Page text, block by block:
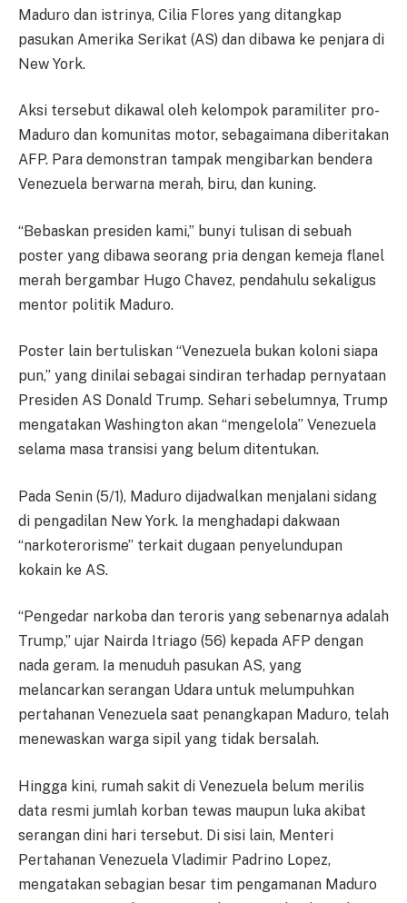
Maduro dan istrinya, Cilia Flores yang ditangkap
pasukan Amerika Serikat (AS) dan dibawa ke penjara di
New York.
Aksi tersebut dikawal oleh kelompok paramiliter pro-
Maduro dan komunitas motor, sebagaimana diberitakan
AFP. Para demonstran tampak mengibarkan bendera
Venezuela berwarna merah, biru, dan kuning.
“Bebaskan presiden kami,” bunyi tulisan di sebuah
poster yang dibawa seorang pria dengan kemeja flanel
merah bergambar Hugo Chavez, pendahulu sekaligus
mentor politik Maduro.
Poster lain bertuliskan “Venezuela bukan koloni siapa
pun,” yang dinilai sebagai sindiran terhadap pernyataan
Presiden AS Donald Trump. Sehari sebelumnya, Trump
mengatakan Washington akan “mengelola” Venezuela
selama masa transisi yang belum ditentukan.
Pada Senin (5/1), Maduro dijadwalkan menjalani sidang
di pengadilan New York. Ia menghadapi dakwaan
“narkoterorisme” terkait dugaan penyelundupan
kokain ke AS.
“Pengedar narkoba dan teroris yang sebenarnya adalah
Trump,” ujar Nairda Itriago (56) kepada AFP dengan
nada geram. Ia menuduh pasukan AS, yang
melancarkan serangan Udara untuk melumpuhkan
pertahanan Venezuela saat penangkapan Maduro, telah
menewaskan warga sipil yang tidak bersalah.
Hingga kini, rumah sakit di Venezuela belum merilis
data resmi jumlah korban tewas maupun luka akibat
serangan dini hari tersebut. Di sisi lain, Menteri
Pertahanan Venezuela Vladimir Padrino Lopez,
mengatakan sebagian besar tim pengamanan Maduro